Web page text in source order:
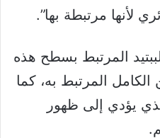
لأنها مرتبطة بها”.
المرتبط بسطح هذه
الكامل المرتبط به، كما
يؤدي إلى ظهور